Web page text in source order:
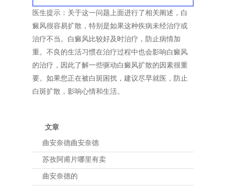
医生提示：关于这一问题上面进行了相关阐述，白
癜风很容易扩散，特别是如果这种疾病未经治疗或
治疗不当。白癜风比较好及时治疗，防止病情加
重。不良的生活习惯在治疗过程中也会影响白癜风
的治疗，因此了解一些驱动白癜风扩散的因素很重
要。如果您正在被白斑困扰，建议尽早就医，防止
白斑扩散，影响心情和生活。
文章
曲安奈德曲安奈德
苏孜阿甫片哪里有卖
曲安奈德的